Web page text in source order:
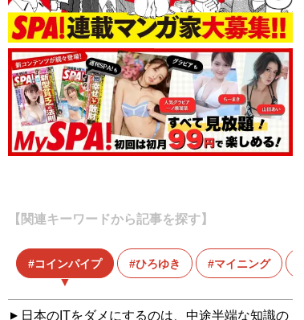
【関連キーワードから記事を探す】
コインパイプ ひろゆき マイニング
日本のITをダメにするのは、中途半端な知識の